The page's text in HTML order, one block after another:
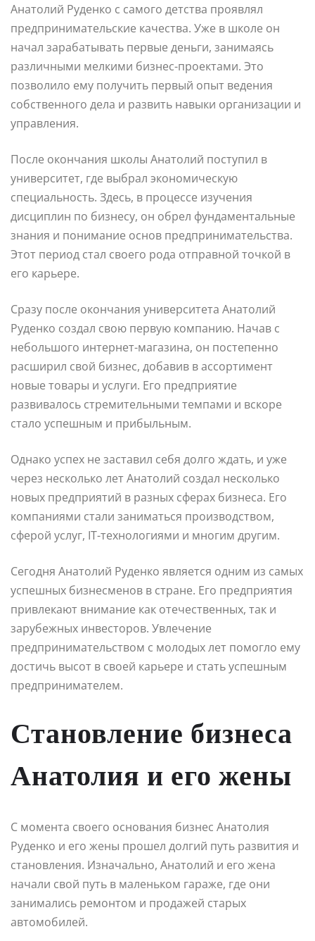
Анатолий Руденко с самого детства проявлял
предпринимательские качества. Уже в школе он
начал зарабатывать первые деньги, занимаясь
различными мелкими бизнес-проектами. Это
позволило ему получить первый опыт ведения
собственного дела и развить навыки организации и
управления.
После окончания школы Анатолий поступил в
университет, где выбрал экономическую
специальность. Здесь, в процессе изучения
дисциплин по бизнесу, он обрел фундаментальные
знания и понимание основ предпринимательства.
Этот период стал своего рода отправной точкой в
его карьере.
Сразу после окончания университета Анатолий
Руденко создал свою первую компанию. Начав с
небольшого интернет-магазина, он постепенно
расширил свой бизнес, добавив в ассортимент
новые товары и услуги. Его предприятие
развивалось стремительными темпами и вскоре
стало успешным и прибыльным.
Однако успех не заставил себя долго ждать, и уже
через несколько лет Анатолий создал несколько
новых предприятий в разных сферах бизнеса. Его
компаниями стали заниматься производством,
сферой услуг, IT-технологиями и многим другим.
Сегодня Анатолий Руденко является одним из самых
успешных бизнесменов в стране. Его предприятия
привлекают внимание как отечественных, так и
зарубежных инвесторов. Увлечение
предпринимательством с молодых лет помогло ему
достичь высот в своей карьере и стать успешным
предпринимателем.
Становление бизнеса
Анатолия и его жены
С момента своего основания бизнес Анатолия
Руденко и его жены прошел долгий путь развития и
становления. Изначально, Анатолий и его жена
начали свой путь в маленьком гараже, где они
занимались ремонтом и продажей старых
автомобилей.